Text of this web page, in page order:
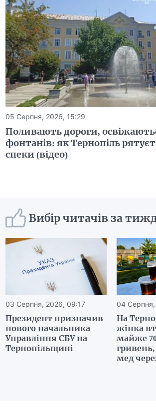
05 Серпня, 2026, 15:29
Поливають дороги,
фонтанів: як Тернопіль
спеки (відео)
Вибір читачів за
03 Серпня, 2026, 09:17
Президент призначив
нового начальника
Управління СБУ на
Тернопільщині
04
На
жінка
майже
мед